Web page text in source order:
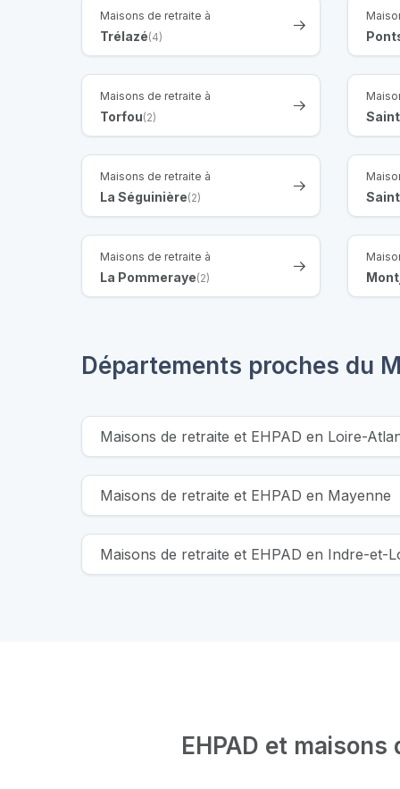
Maisons de retraite à
Trélazé(4)
Maisons de retraite à
Torfou(2)
Maisons de retraite à
La Séguinière(2)
Maisons de retraite à
La Pommeraye(2)
Départements proches du
Maisons de retraite et EHPAD en Loire-
Maisons de retraite et EHPAD en Mayenne
Maisons de retraite et EHPAD en Indre-et-
EHPAD et